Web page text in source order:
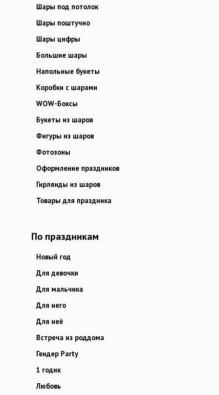
Шары под потолок
Шары поштучно
Шары цифры
Большие шары
Напольные букеты
Коробки с шарами
WOW-Боксы
Букеты из шаров
Фигуры из шаров
Фотозоны
Оформление праздников
Гирлянды из шаров
Товары для праздника
По праздникам
Новый год
Для девочки
Для мальчика
Для него
Для неё
Встреча из роддома
Гендер Party
1 годик
Любовь